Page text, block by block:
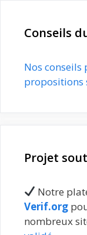
Conseils
Nos conseils
propositions
Projet
Notre
Verif.org
nombreux